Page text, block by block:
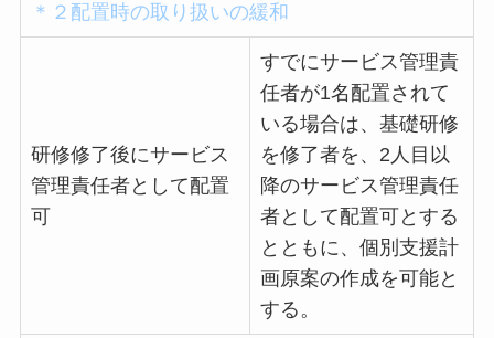
＊２配置時の取り扱いの緩和
研修修了後にサービス
管理責任者として配置
可
すでにサービス管理責
任者が1名配置されて
いる場合は、基礎研修
を修了者を、2人目以
降のサービス管理責任
者として配置可とする
とともに、個別支援計
画原案の作成を可能と
する。